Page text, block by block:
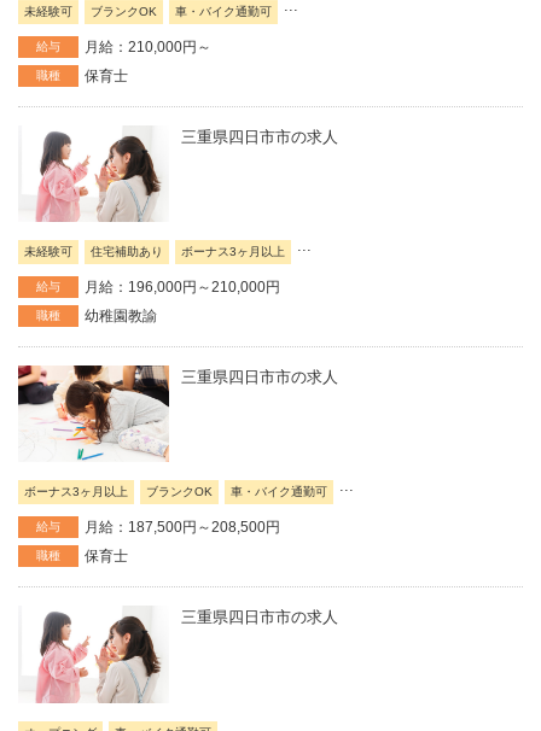
未経験可 ブランクOK 車・バイク通勤可
給与 月給：210,000円～
職種 保育士
三重県四日市市の求人
未経験可 住宅補助あり ボーナス3ヶ月以上 ...
給与 月給：196,000円～210,000円
職種 幼稚園教諭
三重県四日市市の求人
ボーナス3ヶ月以上 ブランクOK 車・バイク通勤可 ...
給与 月給：187,500円～208,500円
職種 保育士
三重県四日市市の求人